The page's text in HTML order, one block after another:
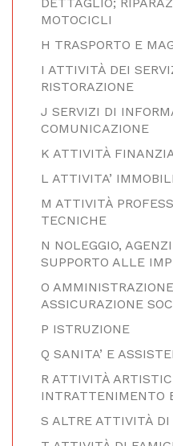
MOTOCICLI
H TRASPORTO E
I ATTIVITÀ DEI
RISTORAZIONE
J SERVIZI DI
COMUNICAZIONE
K ATTIVITÀ
L ATTIVITA’
M ATTIVITÀ
TECNICHE
N NOLEGGIO,
SUPPORTO ALLE
O
ASSICURAZIONE
P ISTRUZIONE
Q SANITA’ E
R ATTIVITÀ
INTRATTENIMENTO
S ALTRE ATTIVITÀ DI